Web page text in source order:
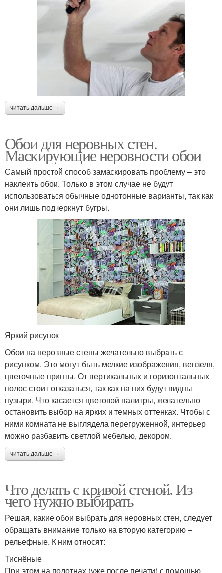
читать дальше →
Обои для неровных стен.
Маскирующие неровности обои
Самый простой способ замаскировать проблему – это
наклеить обои. Только в этом случае не будут
использоваться обычные однотонные варианты, так как
они лишь подчеркнут бугры.
Яркий рисунок
Обои на неровные стены желательно выбрать с
рисунком. Это могут быть мелкие изображения, вензеля,
цветочные принты. От вертикальных и горизонтальных
полос стоит отказаться, так как на них будут видны
пузыри. Что касается цветовой палитры, желательно
остановить выбор на ярких и темных оттенках. Чтобы с
ними комната не выглядела перегруженной, интерьер
можно разбавить светлой мебелью, декором.
читать дальше →
Что делать с кривой стеной. Из
чего нужно выбирать
Решая, какие обои выбрать для неровных стен, следует
обращать внимание только на вторую категорию –
рельефные. К ним относят:
Тиснёные
При этом на полотнах (уже после печати) с помощью